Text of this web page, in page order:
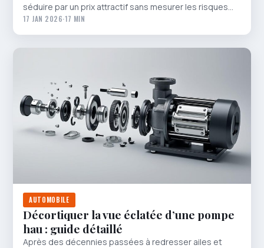
séduire par un prix attractif sans mesurer les risques…
17 JAN 2026·17 MIN
AUTOMOBILE
Décortiquer la vue éclatée d’une pompe
hau : guide détaillé
Après des décennies passées à redresser ailes et